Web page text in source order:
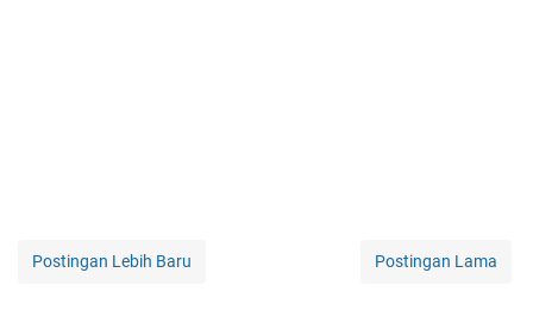
Postingan Lebih Baru Postingan Lama